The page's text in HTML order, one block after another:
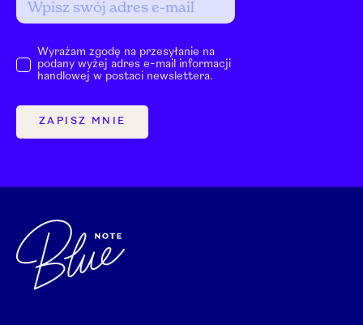
Wyrażam zgodę na przesyłanie na
podany wyżej adres e-mail informacji
handlowej w postaci newslettera.
ZAPISZ MNIE